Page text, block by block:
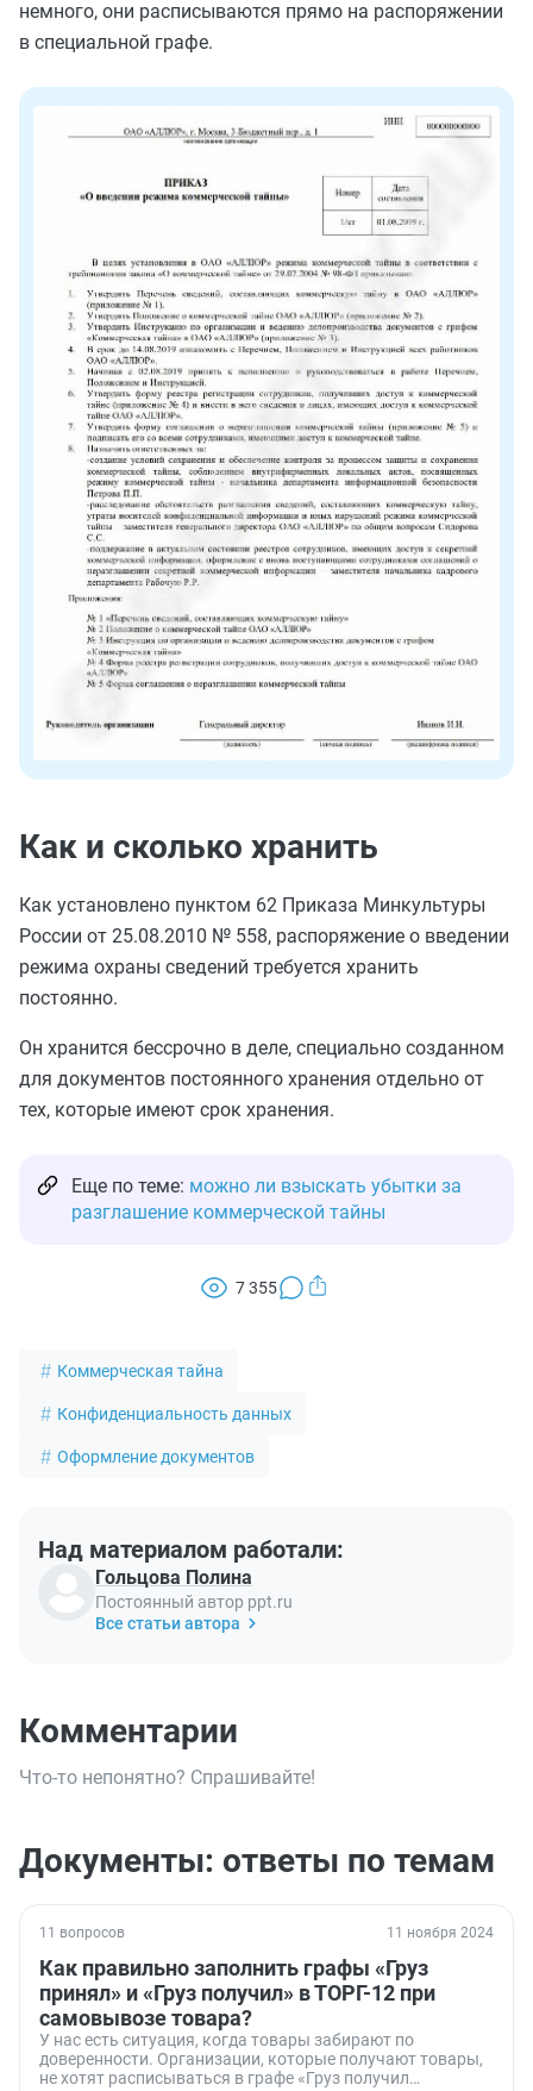
немного, они расписываются прямо на распоряжении
в специальной графе.
Как и сколько хранить
Как установлено пунктом 62 Приказа Минкультуры
России от 25.08.2010 № 558, распоряжение о введении
режима охраны сведений требуется хранить
постоянно.
Он хранится бессрочно в деле, специально созданном
для документов постоянного хранения отдельно от
тех, которые имеют срок хранения.
Еще по теме: можно ли взыскать убытки за
разглашение коммерческой тайны
7 355
Коммерческая тайна
Конфиденциальность данных
Оформление документов
Над материалом работали:
Гольцова Полина
Постоянный автор ppt.ru
Все статьи автора
Комментарии
Что-то непонятно? Спрашивайте!
Документы: ответы по темам
11 вопросов 11 ноября 2024
Как правильно заполнить графы «Груз
принял» и «Груз получил» в ТОРГ-12 при
самовывозе товара?
У нас есть ситуация, когда товары забирают по
доверенности. Организации, которые получают товары,
не хотят расписываться в графе «Груз получил